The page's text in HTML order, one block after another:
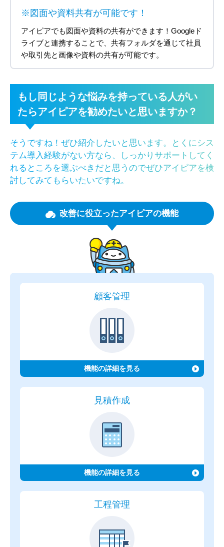
※図面や資料共有が可能です！
アイピアでも図面や資料の共有ができます！ Googleド
ライブと連携することで、共有フォルダを通じて社員
や取引先と画像や資料の共有が可能です。
もし同じような悩みを持っている人がい
たらアイピアを勧めたいと思いますか？
そうですね！ぜひ紹介したいと思います。とくにシス
テム導入経験がない方なら、しっかりサポートしてく
れるところを選ぶべきだと思うのでぜひアイピアを検
討してみてもらいたいですね。
改善に役立ったアイピアの機能
顧客管理
機能の詳細を見る
見積作成
機能の詳細を見る
工程管理